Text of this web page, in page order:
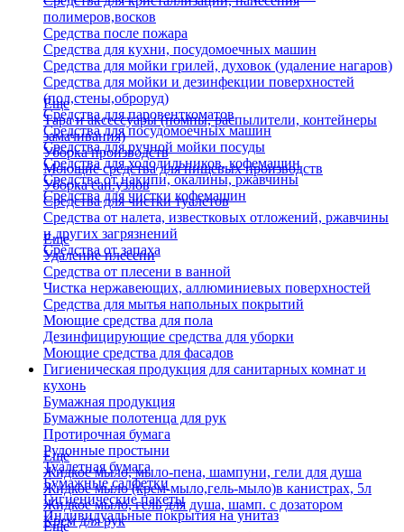
полимеров,восков
Средства после пожара
Средства для кухни, посудомоечных машин
Средства для мойки грилей, духовок (удаление нагаров)
Средства для мойки и дезинфекции поверхностей
(пол,стены,оброруд)
Средства для паровенткоматов
Средства для посудомоечных машин
Средства для ручной мойки посуды
Средства для холодильников, кофемашин
Средства от накипи, окалины, ржавчины
Средства для чистки кофемашин
Еще
Тара и аксессуары (помпы, распылители, контейнеры
замачивания)
Уборка производств
Моющие средства для пищевых производств
Уборка сан.узлов
Средства для чистки туалетов
Средства от налета, известковых отложений, ржавчины
и других загрязнений
Средства от запаха
Еще
Удаление плесени
Средства от плесени в ванной
Чистка нержавеющих, аллюминиевых поверхностей
Средства для мытья напольных покрытий
Моющие средства для пола
Дезинфицирующие средства для уборки
Моющие средства для фасадов
Гигиеническая продукция для санитарных комнат и
кухонь
Бумажная продукция
Бумажные полотенца для рук
Протирочная бумага
Рулонные простыни
Туалетная бумага
Бумажные салфетки
Гигиенические пакеты
Индивидуальные покрытия на унитаз
Еще
Жидкое мыло, мыло-пена, шампуни, гели для душа
Жидкое мыло (крем-мыло,гель-мыло)в канистрах, 5л
Жидкое мыло, гель для душа, шамп. с дозатором
Крем для рук
Еще